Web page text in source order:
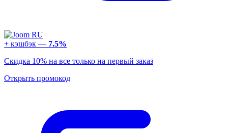
+ кэшбэк — 7.5%
Скидка 10% на все только на первый заказ
Открыть промокод